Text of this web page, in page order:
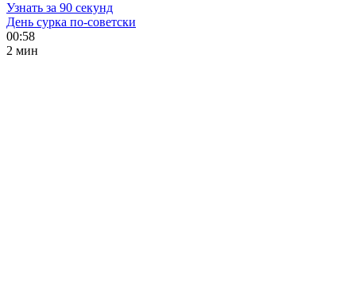
Узнать за 90 секунд
День сурка по-советски
00:58
2 мин